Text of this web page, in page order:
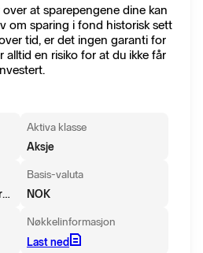
at sparepengene dine kan
om sparing i fond historisk sett
tid, er det ingen garanti for
alltid en risiko for at du ikke får
Aktiva klasse
Aksje
Globale, Små/mellomstore selskaper
Basis-valuta
NOK
Nøkkelinformasjon
Last ned